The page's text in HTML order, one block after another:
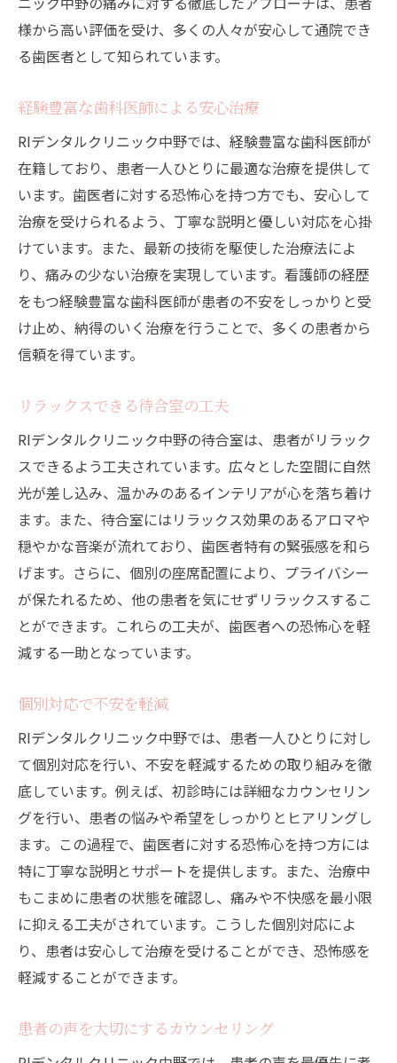
セラミック治療の最新技術
コンピューター制御の治療システム
インプラント治療の革新
技術向上のための定期研修
中野駅便利な位置でリラックス歯医者RIデンタ
ルクリニックの特徴
駅から徒歩数分の利便性
リラックスできる治療空間
周辺施設との連携
バリアフリー対応
地域密着型の信頼関係
ニックの安心治療
恐怖心を取り除くカウンセリング
痛みを感じさせない麻酔技術
リラックス効果のある音楽とアロマ
患者ごとの対応策の紹介
恐怖心を和らげる体験談
継続的なケアで恐怖を克服
中野駅徒歩数分怖くない歯医者RIデンタルクリ
ニックで体験しよう
治療前の丁寧なカウンセリング
最新技術による痛みの少ない治療
リラックスできる院内環境
患者の声を反映した治療方針
安心のアフターケア
様から高い評価を受け、多くの人々が安心して通院でき
る歯医者として知られています。
経験豊富な歯科医師による安心治療
RIデンタルクリニック中野では、経験豊富な歯科医師が
在籍しており、患者一人ひとりに最適な治療を提供して
います。歯医者に対する恐怖心を持つ方でも、安心して
治療を受けられるよう、丁寧な説明と優しい対応を心掛
けています。また、最新の技術を駆使した治療法によ
り、痛みの少ない治療を実現しています。看護師の経歴
をもつ経験豊富な歯科医師が患者の不安をしっかりと受
け止め、納得のいく治療を行うことで、多くの患者から
信頼を得ています。
リラックスできる待合室の工夫
RIデンタルクリニック中野の待合室は、患者がリラック
スできるよう工夫されています。広々とした空間に自然
光が差し込み、温かみのあるインテリアが心を落ち着け
ます。また、待合室にはリラックス効果のあるアロマや
穏やかな音楽が流れており、歯医者特有の緊張感を和ら
げます。さらに、個別の座席配置により、プライバシー
が保たれるため、他の患者を気にせずリラックスするこ
とができます。これらの工夫が、歯医者への恐怖心を軽
減する一助となっています。
個別対応で不安を軽減
RIデンタルクリニック中野では、患者一人ひとりに対し
て個別対応を行い、不安を軽減するための取り組みを徹
底しています。例えば、初診時には詳細なカウンセリン
グを行い、患者の悩みや希望をしっかりとヒアリングし
ます。この過程で、歯医者に対する恐怖心を持つ方には
特に丁寧な説明とサポートを提供します。また、治療中
もこまめに患者の状態を確認し、痛みや不快感を最小限
に抑える工夫がされています。こうした個別対応によ
り、患者は安心して治療を受けることができ、恐怖感を
軽減することができます。
患者の声を大切にするカウンセリング